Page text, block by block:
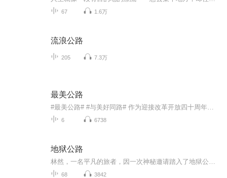
67 1.6万
流浪公路
205 7.3万
最美公路
6 6738
地狱公路
68 3842